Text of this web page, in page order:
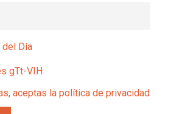
del Día
gTt-VIH
aceptas la política de privacidad